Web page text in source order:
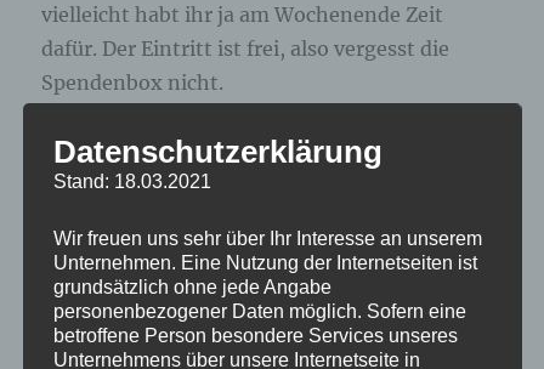
vielleicht habt ihr ja am Wochenende Zeit
dafür. Der Eintritt ist frei, also vergesst die
Spendenbox nicht.
#kleinearchewahlstedt
#wahlstedt
#naturephotos
#naturephotograpy
#naturephotographer
Datenschutzerklärung
Stand: 18.03.2021
Wir freuen uns sehr über Ihr Interesse an unserem
Unternehmen. Eine Nutzung der Internetseiten ist
grundsätzlich ohne jede Angabe
personenbezogener Daten möglich. Sofern eine
betroffene Person besondere Services unseres
Unternehmens über unsere Internetseite in